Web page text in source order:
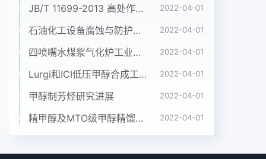
JB/T 11699-2013 高处作业吊篮安装、拆卸、使用技术规程 2022-04-01
石油化工设备腐蚀与防护参考书十本免费下载，绝版珍藏 2022-04-01
四喷嘴水煤浆气化炉工业应用情况简介 2022-04-01
Lurgi和ICI低压甲醇合成工艺比较 2022-04-01
甲醇制芳烃研究进展 2022-04-01
精甲醇及MTO级甲醇精馏工艺技术进展 2022-04-01